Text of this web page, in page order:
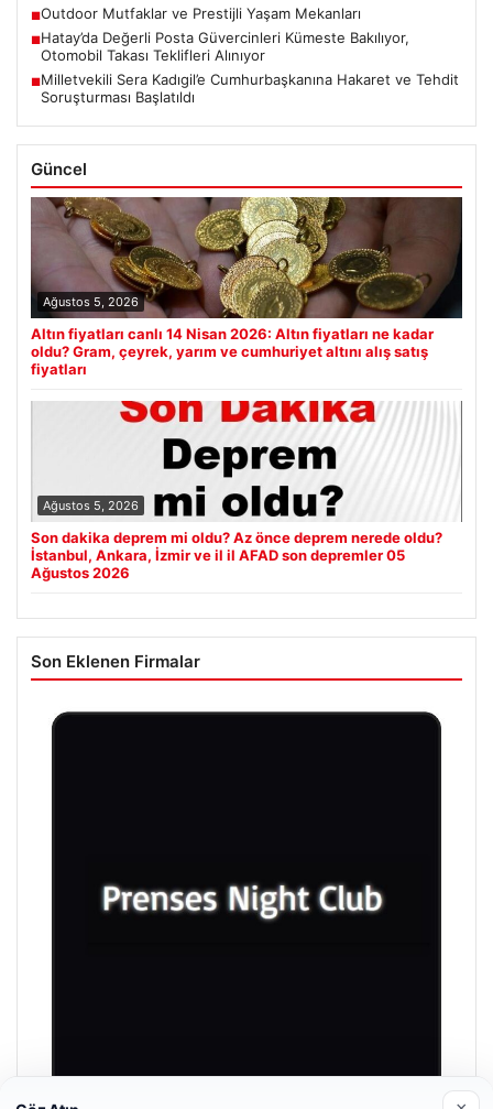
■Outdoor Mutfaklar ve Prestijli Yaşam Mekanları
■Hatay’da Değerli Posta Güvercinleri Kümeste Bakılıyor,
Otomobil Takası Teklifleri Alınıyor
■Milletvekili Sera Kadıgil’e Cumhurbaşkanına Hakaret ve Tehdit
Soruşturması Başlatıldı
Güncel
Ağustos 5, 2026
Altın fiyatları canlı 14 Nisan 2026: Altın fiyatları ne kadar
oldu? Gram, çeyrek, yarım ve cumhuriyet altını alış satış
fiyatları
Ağustos 5, 2026
Son dakika deprem mi oldu? Az önce deprem nerede oldu?
İstanbul, Ankara, İzmir ve il il AFAD son depremler 05
Ağustos 2026
Son Eklenen Firmalar